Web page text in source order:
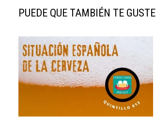
PUEDE QUE TAMBIÉN TE GUSTE